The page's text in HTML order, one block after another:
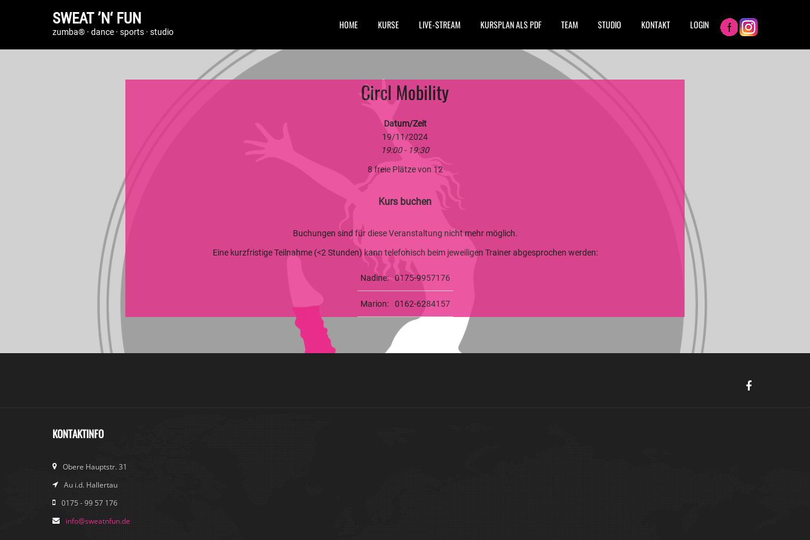
SWEAT ’N‘ FUN
zumba® · dance · sports · studio
HOME KURSE LIVE-STREAM KURSPLAN ALS PDF TEAM STUDIO KONTAKT LOGIN
Circl Mobility
Datum/Zeit
19/11/2024
19:00 - 19:30
8 freie Plätze von 12
Kurs buchen
Buchungen sind für diese Veranstaltung nicht mehr möglich.
Eine kurzfristige Teilnahme (<2 Stunden) kann telefonisch beim jeweiligen Trainer abgesprochen werden:
Nadine: 0175-9957176
Marion: 0162-6284157
KONTAKTINFO
Obere Hauptstr. 31
Au i.d. Hallertau
0175 - 99 57 176
info@sweatnfun.de